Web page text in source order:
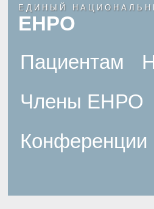
ЕДИНЫЙ
ЕНРО
Пациентам
Члены ЕНРО
Конференции